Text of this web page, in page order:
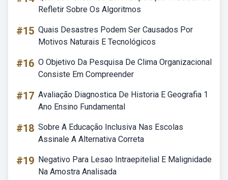
Refletir Sobre Os Algoritmos
#15 Quais Desastres Podem Ser Causados Por
Motivos Naturais E Tecnológicos
#16 O Objetivo Da Pesquisa De Clima Organizacional
Consiste Em Compreender
#17 Avaliação Diagnostica De Historia E Geografia 1
Ano Ensino Fundamental
#18 Sobre A Educação Inclusiva Nas Escolas
Assinale A Alternativa Correta
#19 Negativo Para Lesao Intraepitelial E Malignidade
Na Amostra Analisada